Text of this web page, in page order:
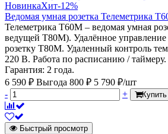
НовинкаХит-12%
Ведомая умная розетка Телеметрика
Телеметрика Т60M – ведомая умная
ведущей Т80M). Удалённое
розетку Т80М. Удаленный контроль
220 В. Работа по расписанию / таймеру.
Гарантия: 2 года.
6 590 ₽ Выгода 800 ₽ 5 790 ₽/шт
-
+ Купить
Быстрый просмотр